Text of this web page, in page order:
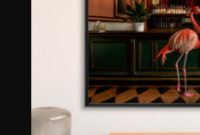
Hoy la agencia está
principal fuente
millones de imágenes
de renombre
Keystone, Explorer,
Stills).